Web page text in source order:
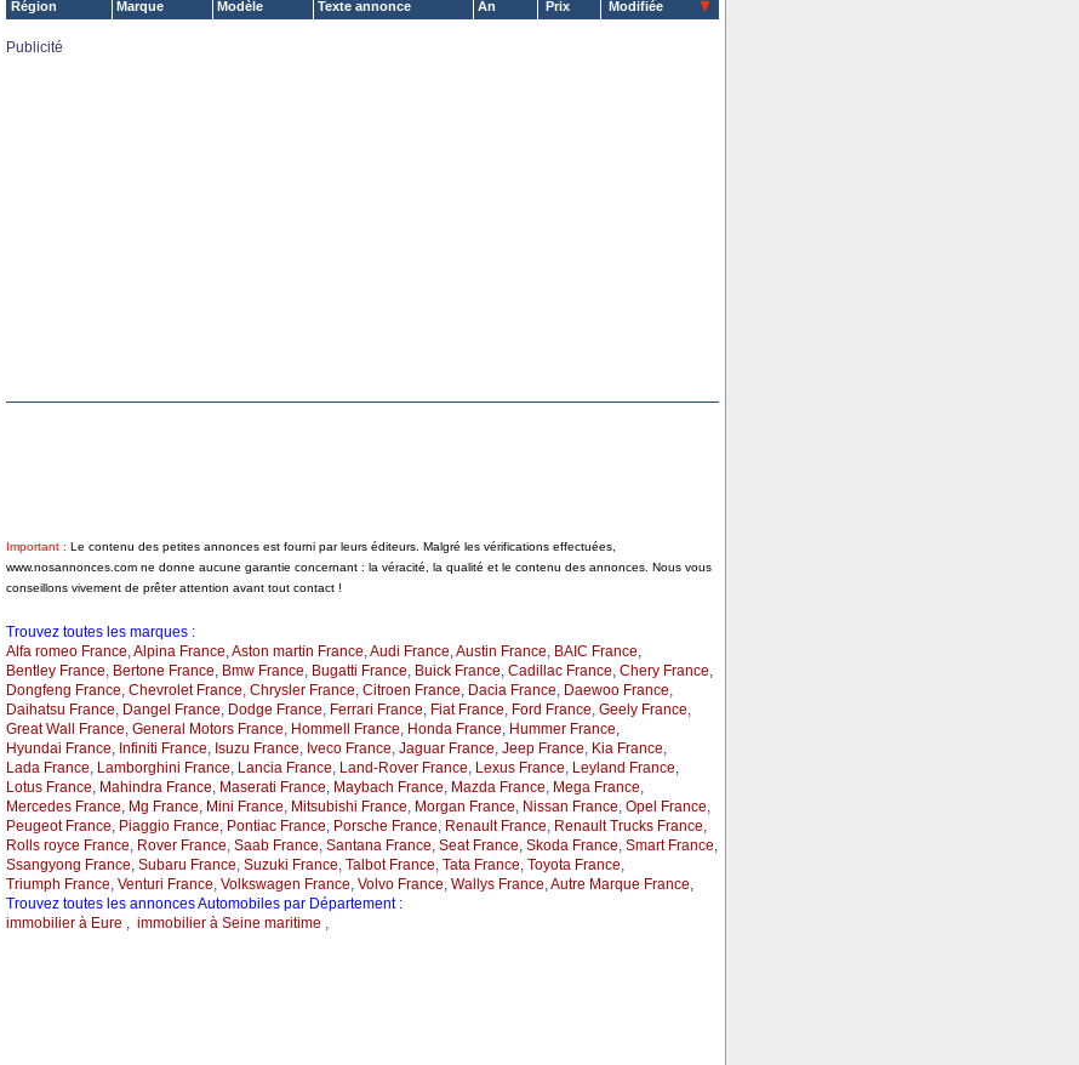
Région
Marque Modèle Texte annonce An Prix Modifiée
Publicité
Important : Le contenu des petites annonces est fourni par leurs éditeurs. Malgré les vérifications effectuées,
www.nosannonces.com ne donne aucune garantie concernant : la véracité, la qualité et le contenu des annonces. Nous vous
conseillons vivement de prêter attention avant tout contact !
Trouvez toutes les marques :
Alfa romeo France,Alpina France,Aston martin France,Audi France,Austin France, BAIC France,
Bentley France, Bertone France, Bmw France, Bugatti France, Buick France, Cadillac France, Chery France,
Dongfeng France, Chevrolet France, Chrysler France, Citroen France, Dacia France, Daewoo France,
Daihatsu France, Dangel France, Dodge France, Ferrari France, Fiat France, Ford France, Geely France,
Great Wall France, General Motors France, Hommell France, Honda France, Hummer France,
Hyundai France, Infiniti France, Isuzu France, Iveco France, Jaguar France, Jeep France, Kia France,
Lada France, Lamborghini France, Lancia France, Land-Rover France, Lexus France, Leyland France,
Lotus France, Mahindra France, Maserati France, Maybach France, Mazda France, Mega France,
Mercedes France, Mg France, Mini France, Mitsubishi France, Morgan France, Nissan France, Opel France,
Peugeot France, Piaggio France, Pontiac France, Porsche France, Renault France, Renault Trucks France,
Rolls royce France, Rover France, Saab France, Santana France, Seat France, Skoda France, Smart France,
Ssangyong France, Subaru France, Suzuki France, Talbot France, Tata France, Toyota France,
Triumph France, Venturi France, Volkswagen France, Volvo France, Wallys France,Autre Marque France,
Trouvez toutes les annonces Automobiles par Département :
immobilier à Eure , immobilier à Seine maritime ,